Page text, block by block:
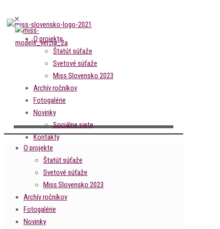
✕
O projekte
Štatút súťaže
Svetové súťaže
Miss Slovensko 2023
Archív ročníkov
Fotogalérie
Novinky
Sociálne siete
Kontakty
O projekte
Štatút súťaže
Svetové súťaže
Miss Slovensko 2023
Archív ročníkov
Fotogalérie
Novinky